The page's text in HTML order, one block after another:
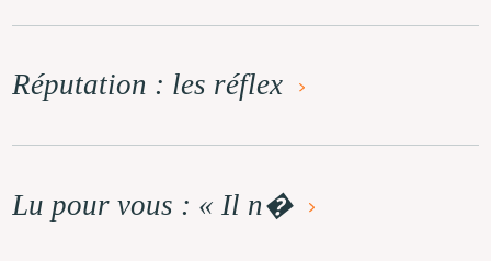
Réputation : les réflex
Lu pour vous : « Il n�